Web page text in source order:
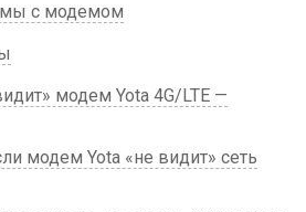
с модемом
модем Yota 4G/LTE —
модем Yota «не видит» сеть